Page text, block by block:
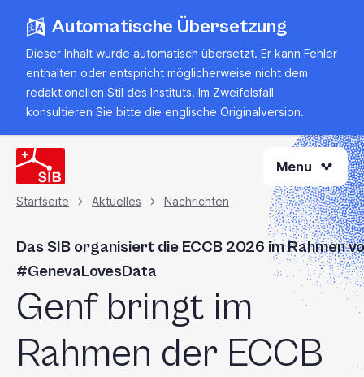
Hauptinhalt
springen
Automatische Übersetzung
Dieser Inhalt wurde automatisch übersetzt. Er kann Fehler
enthalten oder entspricht möglicherweise nicht dem
redaktionellen Stil des Instituts. Im Zweifelsfall
konsultieren Sie bitte die englische Originalversion.
Menu
Brotkrümel
Startseite Aktuelles Nachrichten
Das SIB organisiert die ECCB 2026 im Rahmen
#GenevaLovesData
Genf bringt im
Rahmen der ECCB